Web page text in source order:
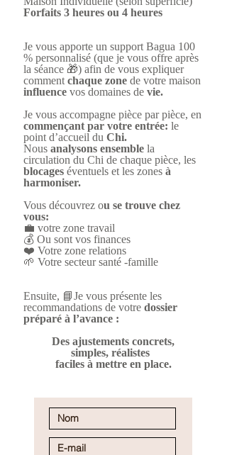
Forfaits 3 heures ou 4 heures
​Je vous apporte un support Bagua 100
% personnalisé (que je vous offre après
la séance 🎁) afin de vous expliquer
commentchaque zone de votre maison
influence vos domaines de vie.
Je vous accompagne pièce par pièce, en
commençant par votre entrée: le
point d’accueil du Chi.
​Nous analysons ensemble la
circulation du Chi de chaque pièce, les
blocages éventuels et les zones à
harmoniser.
Vous découvrez ou se trouve chez
vous:
💼 votre zone travail
💰 Ou sont vos finances
❤️ Votre zone relations
🌱 Votre secteur santé -famille
Ensuite, ​ 📘Je vous présente les
recommandations de votre dossier
préparé à l’avance : ​
Des ajustements concrets,
simples, réalistes
faciles à mettre en place.